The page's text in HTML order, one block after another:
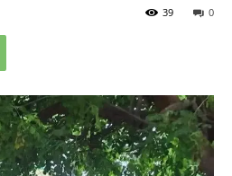
0
39